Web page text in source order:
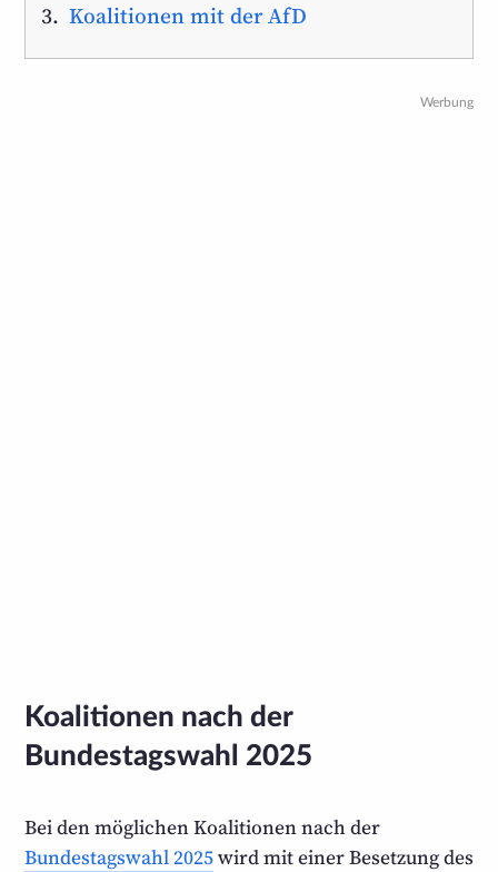
Koalitionen mit der AfD
Werbung
Koalitionen nach der
Bundestagswahl 2025
Bei den möglichen Koalitionen nach der
Bundestags­wahl 2025wird mit einer Besetzung des